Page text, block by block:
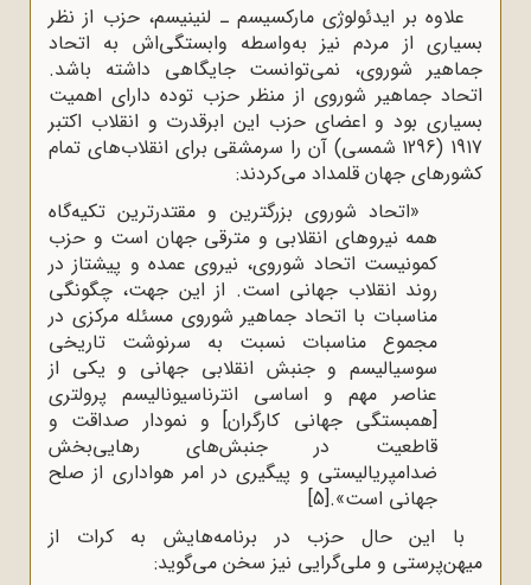
علاوه بر ایدئولوژی مارکسیسم ـ لنینیسم، حزب از نظر
بسیاری از مردم نیز به‌واسطه وابستگی‌اش به اتحاد
جماهیر شوروی، نمی‌توانست جایگاهی داشته باشد.
اتحاد جماهیر شوروی از منظر حزب توده دارای اهمیت
بسیاری بود و اعضای حزب این ابرقدرت و انقلاب اکتبر
1917 (1296 شمسی) آن را سرمشقی برای انقلاب‌های تمام
کشورهای جهان قلمداد می‌کردند:
«اتحاد شوروی بزرگترین و مقتدرترین تکیه‌گاه
همه نیروهای انقلابی و مترقی جهان است و حزب
کمونیست اتحاد شوروی، نیروی عمده و پیشتاز در
روند انقلاب جهانی است. از این جهت، چگونگی
مناسبات با اتحاد جماهیر شوروی مسئله مرکزی در
مجموع مناسبات نسبت به سرنوشت تاریخی
سوسیالیسم و جنبش انقلابی جهانی و یکی از
عناصر مهم و اساسی انترناسیونالیسم پرولتری
[همبستگی جهانی کارگران] و نمودار صداقت و
قاطعیت در جنبش‌های رهایی‌بخش
ضدامپریالیستی و پیگیری در امر هواداری از صلح
جهانی است».[5]
با این حال حزب در برنامه‌هایش به کرات از
میهن‌پرستی و ملی‌گرایی نیز سخن می‌گوید: